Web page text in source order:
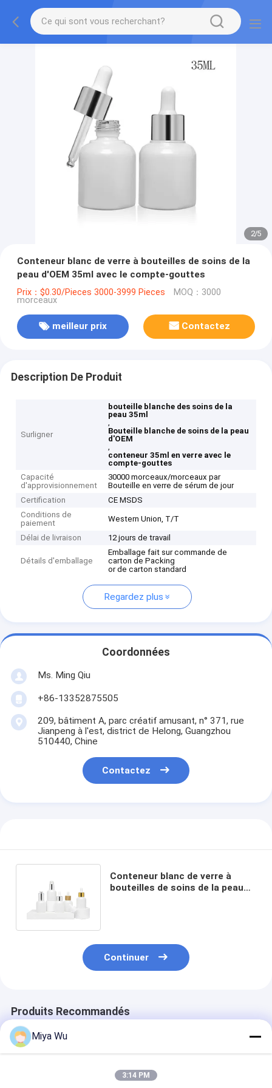
2/5
Conteneur blanc de verre à bouteilles de soins de la
peau d'OEM 35ml avec le compte-gouttes
Prix：$0.30/Pieces 3000-3999 Pieces MOQ：3000
morceaux
meilleur prix Contactez
Description De Produit
Surligner
bouteille blanche des soins de la
peau 35ml
,
Bouteille blanche de soins de la peau
d'OEM
,
conteneur 35ml en verre avec le
compte-gouttes
Capacité
d'approvisionnement
30000 morceaux/morceaux par
Bouteille en verre de sérum de jour
Certification
CE MSDS
Conditions de
paiement
Western Union, T/T
Délai de livraison 12 jours de travail
Détails d'emballage
Emballage fait sur commande de
carton de Packing
or de carton standard
Regardez plus
Coordonnées
Ms. Ming Qiu
+86-13352875505
209, bâtiment A, parc créatif amusant, n° 371, rue
Jianpeng à l'est, district de Helong, Guangzhou
510440, Chine
Contactez
Conteneur blanc de verre à
bouteilles de soins de la peau
Continuer
Produits Recommandés
Miya Wu
3:14 PM